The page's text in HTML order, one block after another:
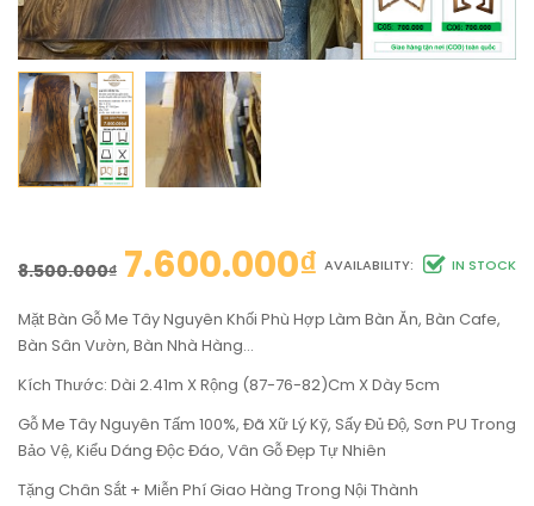
8.500.000₫ 7.600.000₫ AVAILABILITY: IN STOCK
Mặt Bàn Gỗ Me Tây Nguyên Khối Phù Hợp Làm Bàn Ăn, Bàn Cafe,
Bàn Sân Vườn, Bàn Nhà Hàng…
Kích Thước: Dài 2.41m X Rộng (87-76-82)cm X Dày 5cm
Gỗ Me Tây Nguyên Tấm 100%, Đã Xữ Lý Kỹ, Sấy Đủ Độ, Sơn PU Trong
Bảo Vệ, Kiểu Dáng Độc Đáo, Vân Gỗ Đẹp Tự Nhiên
Tặng Chân Sắt + Miễn Phí Giao Hàng Trong Nội Thành